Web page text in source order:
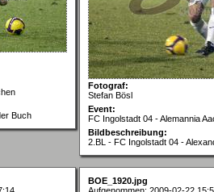
Buch
Fotograf:
Stefan Bösl
Event:
FC Ingolstadt 04 - Alemannia
Bildbeschreibung:
2.BL - FC Ingolstadt 04 -
BOE_1920.jpg